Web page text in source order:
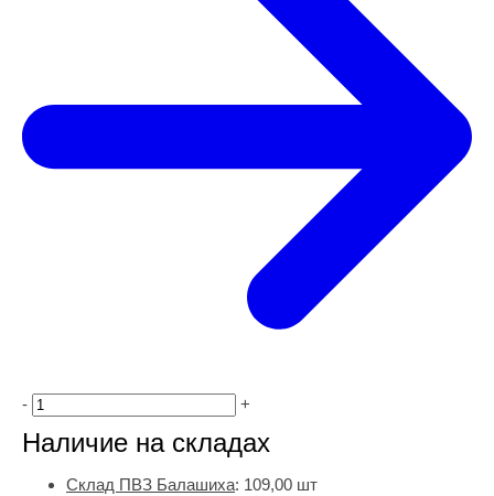
- +
Наличие на складах
Склад ПВЗ Балашиха: 109,00 шт